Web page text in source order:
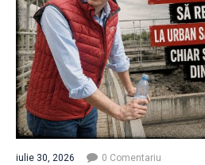
iulie 30, 2026 0 Comentariu